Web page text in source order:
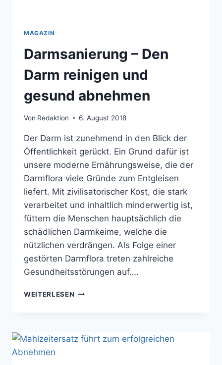
MAGAZIN
Darmsanierung – Den
Darm reinigen und
gesund abnehmen
Von Redaktion 6. August 2018
Der Darm ist zunehmend in den Blick der
Öffentlichkeit gerückt. Ein Grund dafür ist
unsere moderne Ernährungsweise, die der
Darmflora viele Gründe zum Entgleisen
liefert. Mit zivilisatorischer Kost, die stark
verarbeitet und inhaltlich minderwertig ist,
füttern die Menschen hauptsächlich die
schädlichen Darmkeime, welche die
nützlichen verdrängen. Als Folge einer
gestörten Darmflora treten zahlreiche
Gesundheitsstörungen auf….
WEITERLESEN DARMSANIERUNG
REINIGEN
UND